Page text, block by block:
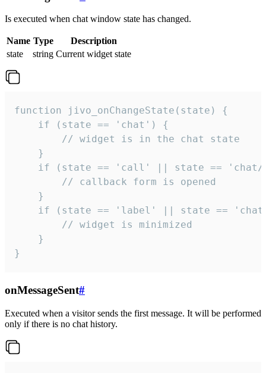
Is executed when chat window state has changed.
Name Type
Description
state
string Current widget state
function jivo_onChangeState(state) {
    if (state == 'chat') {
        // widget is in the chat state
    }
if (state == 'call' || state ==
        // callback form is opened
    }
if (state == 'label' || state ==
        // widget is minimized
    }
}
onMessageSent#
Executed when a visitor sends the first message. It will be performed
only if there is no chat history.